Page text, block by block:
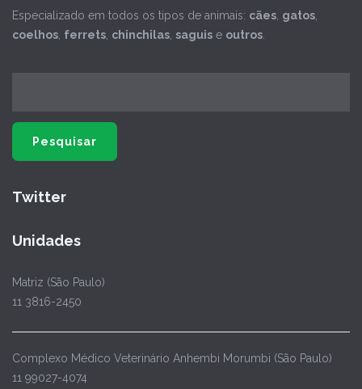
Especializado em todos os tipos de animais: cães, gatos,
coelhos, ferrets, chinchilas, saguis e outros.
Twitter
Unidades
Matriz (São Paulo)
11 3816-2450
Complexo Médico Veterinário Anhembi Morumbi (São Paulo)
11 99027-4074